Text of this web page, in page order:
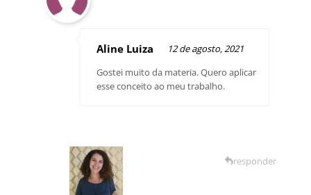
Aline Luiza
12 de agosto, 2021
Gostei muito da materia. Quero aplicar
esse conceito ao meu trabalho.
responder